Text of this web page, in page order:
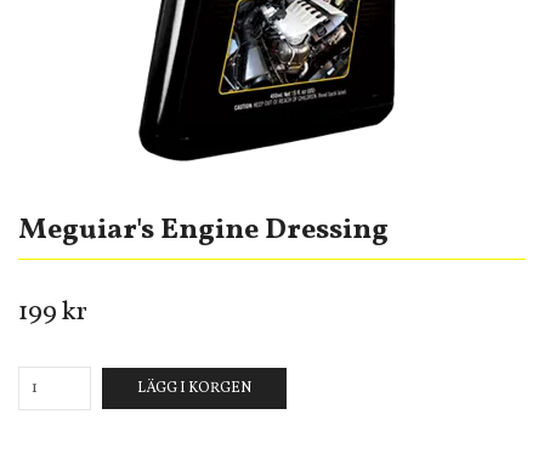
Meguiar's Engine Dressing
199 kr
LÄGG I KORGEN